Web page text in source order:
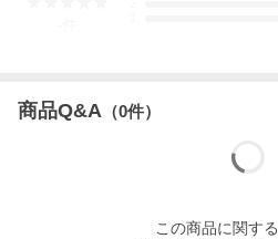
商品Q&A （0件）
この商品に関す